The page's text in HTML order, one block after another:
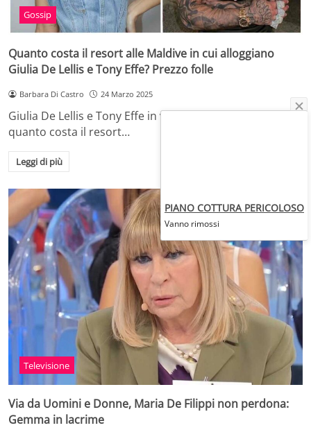
Gossip
Quanto costa il resort alle Maldive in cui alloggiano
Giulia De Lellis e Tony Effe? Prezzo folle
Barbara Di Castro 24 Marzo 2025
Giulia De Lellis e Tony Effe in vacanza alle Maldive: ecco
quanto costa il resort…
Leggi di più
Televisione
Via da Uomini e Donne, Maria De Filippi non perdona:
Gemma in lacrime
PIANO COTTURA PERICOLOSO
Vanno rimossi